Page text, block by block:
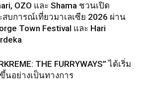
OZO และ Shama ชวนเปิด
สบการณ์เที่ยวมาเลเซีย 2026 ผ่าน
Town Festival และ Hari
THE FURRYWAYS” ได้เริ่ม
นอย่างเป็นทางการ